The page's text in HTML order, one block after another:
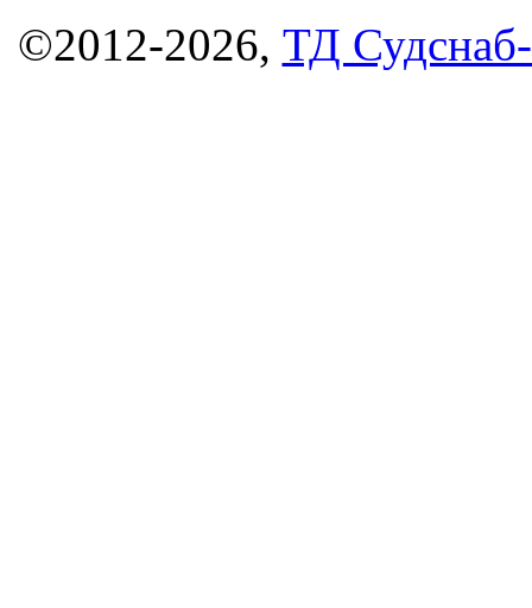
©2012-2026, ТД